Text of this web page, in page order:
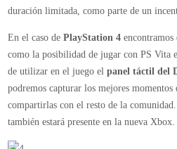
duración limitada, como parte de un
En el caso dePlayStation 4 encontramos
como la posibilidad de jugar con PS Vita
de utilizar en el juego elpanel táctil del
podremos capturar los mejores momentos
compartirlas con el resto de la
también estará presente en la nueva Xbox.